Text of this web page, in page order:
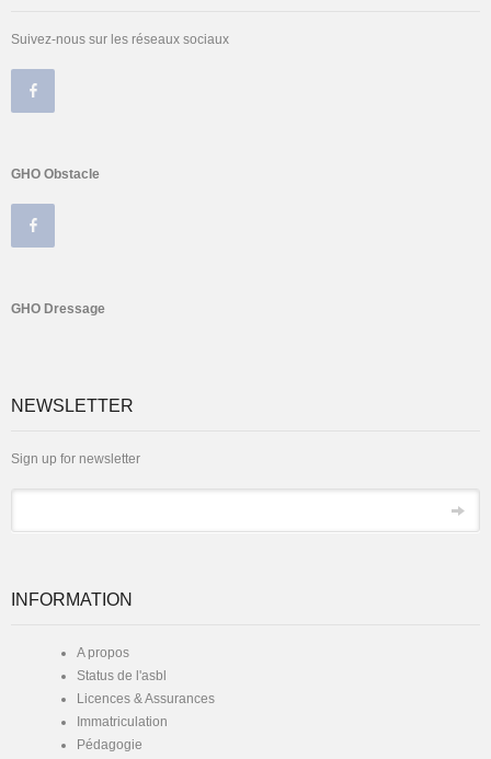
Suivez-nous sur les réseaux sociaux
GHO Obstacle
GHO Dressage
NEWSLETTER
Sign up for newsletter
INFORMATION
A propos
Status de l'asbl
Licences & Assurances
Immatriculation
Pédagogie